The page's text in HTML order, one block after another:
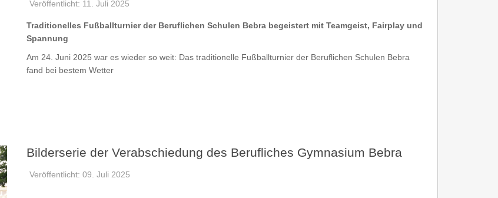
Veröffentlicht: 11. Juli 2025
Traditionelles Fußballturnier der Beruflichen Schulen Bebra begeistert mit Teamgeist, Fairplay und
Spannung
Am 24. Juni 2025 war es wieder so weit: Das traditionelle Fußballturnier der Beruflichen Schulen Bebra
fand bei bestem Wetter
Bilderserie der Verabschiedung des Berufliches Gymnasium Bebra
Veröffentlicht: 09. Juli 2025